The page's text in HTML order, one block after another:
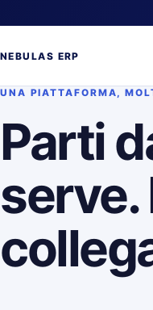
NEBULAS ERP
UNA PIATTAFORMA,
Parti
serve.